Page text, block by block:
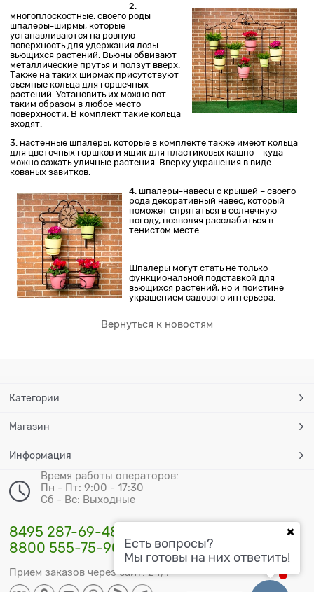
2.
многоплоскостные: своего роды
шпалеры-ширмы, которые
устанавливаются на ровную
поверхность для удержания лозы
вьющихся растений. Вьюны обвивают
металлические прутья и ползут вверх.
Также на таких ширмах присутствуют
съемные кольца для горшечных
растений. Установить их можно вот
таким образом в любое место
поверхности. В комплект такие кольца
входят.
3. настенные шпалеры, которые в комплекте также имеют кольца
для цветочных горшков и ящик для пластиковых кашпо – куда
можно сажать уличные растения. Вверху украшения в виде
кованых завитков.
4. шпалеры-навесы с крышей – своего
рода декоративный навес, который
поможет спрятаться в солнечную
погоду, позволяя расслабиться в
тенистом месте.
Шпалеры могут стать не только
функциональной подставкой для
вьющихся растений, но и поистине
украшением садового интерьера.
Вернуться к новостям
Категории
Магазин
Информация
Время работы операторов:
Пн - Пт: 9:00 - 17:30
Сб - Вс: Выходные
8495 287-69-48
8800 555-75-90
Прием заказов через сайт: 24/7
Есть вопросы?
Мы готовы на них ответить!